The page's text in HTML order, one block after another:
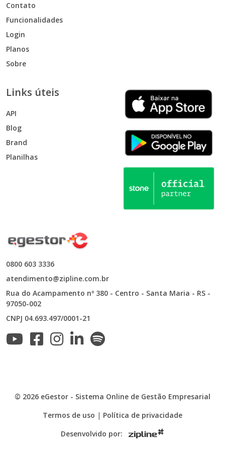
0800 603 3336
atendimento@zipline.com.br
Rua do Acampamento nº 380 - Centro - Santa Maria - RS -
97050-002
CNPJ 04.693.497/0001-21
Contato
Funcionalidades
Login
Planos
Sobre
Links úteis
API
Blog
Brand
Planilhas
© 2026 eGestor - Sistema Online de Gestão Empresarial
Termos de uso | Política de privacidade
Desenvolvido por: